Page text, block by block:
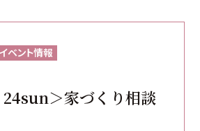
イベント情報
＞家づくり相談